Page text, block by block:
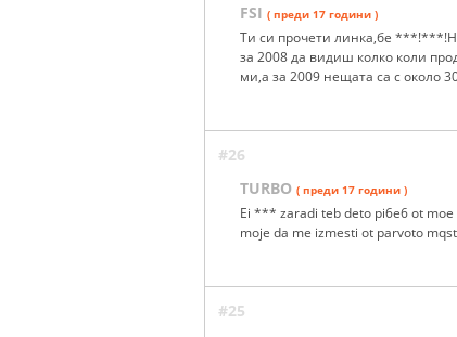
FSI ( преди 17 години )
Ти си прочети линка,бе
за 2008 да видиш колко коли
ми,а за 2009 нещата са с около
#26
TURBO ( преди 17 години )
Ei *** zaradi teb deto pi6e6 ot moe
moje da me izmesti ot parvoto
#25